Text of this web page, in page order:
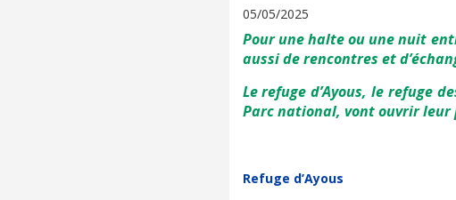
05/05/2025
Pour une halte ou une nuit
aussi de rencontres et
Le refuge d’Ayous, le refuge
Parc national, vont ouvrir
Refuge d’Ayous